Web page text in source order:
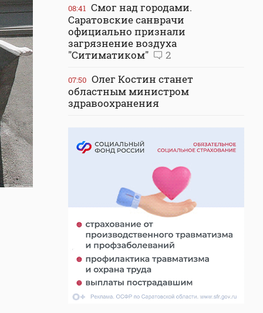
08:41 Смог над городами.
Саратовские санврачи
официально признали
загрязнение воздуха
"Ситиматиком"
2
07:50 Олег Костин станет
областным министром
здравоохранения